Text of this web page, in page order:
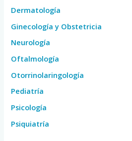
Dermatología
Ginecología y Obstetricia
Neurología
Oftalmología
Otorrinolaringología
Pediatría
Psicología
Psiquiatría